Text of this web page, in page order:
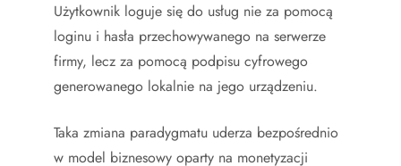
Użytkownik loguje się do usług nie za pomocą
loginu i hasła przechowywanego na serwerze
firmy, lecz za pomocą podpisu cyfrowego
generowanego lokalnie na jego urządzeniu.
Taka zmiana paradygmatu uderza bezpośrednio
w model biznesowy oparty na monetyzacji